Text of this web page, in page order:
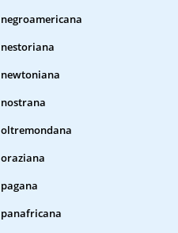
negroamericana
nestoriana
newtoniana
nostrana
oltremondana
oraziana
pagana
panafricana